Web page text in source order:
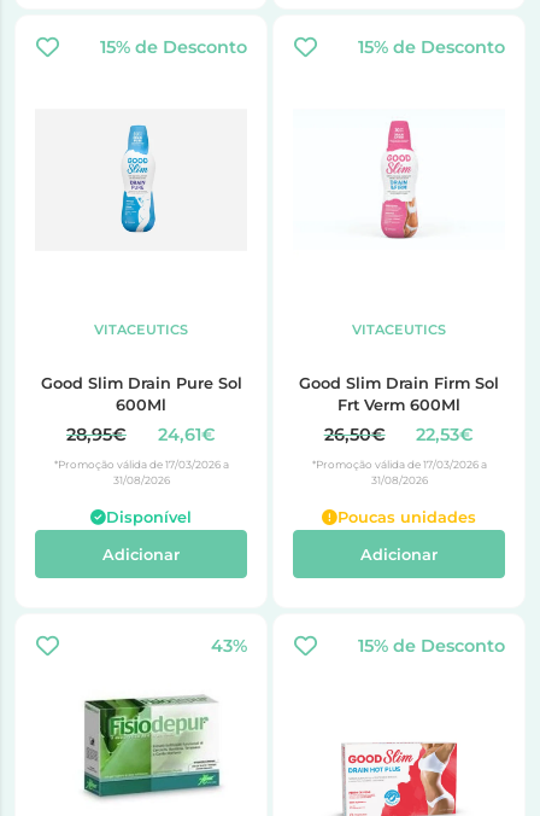
15% de Desconto
VITACEUTICS
Good Slim Drain Pure Sol
600Ml
28,95€ 24,61€
*Promoção válida de 17/03/2026 a
31/08/2026
Disponível
Adicionar
15% de Desconto
VITACEUTICS
Good Slim Drain Firm Sol
Frt Verm 600Ml
26,50€ 22,53€
*Promoção válida de 17/03/2026 a
31/08/2026
Poucas unidades
Adicionar
43% 15% de Desconto